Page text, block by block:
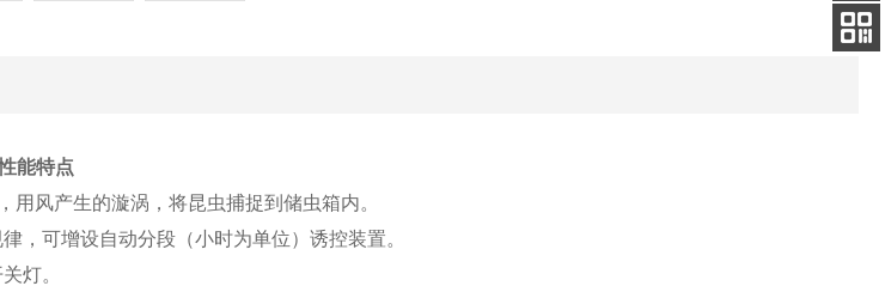
能特点
用风产生的漩涡，将昆虫捕捉到储虫箱内。
，可增设自动分段（小时为单位）诱控装置。
灯。
客服
电话